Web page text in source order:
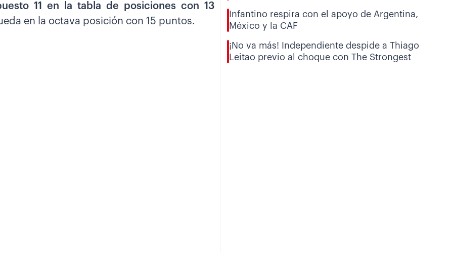
11 en la tabla de posiciones con 13
en la octava posición con 15 puntos.
Infantino respira con el apoyo de Argentina,
México y la CAF
¡No va más! Independiente despide a Thiago
Leitao previo al choque con The Strongest